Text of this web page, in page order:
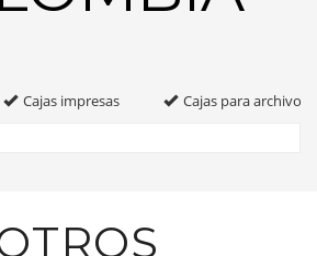
Cajas impresas Cajas para archivo